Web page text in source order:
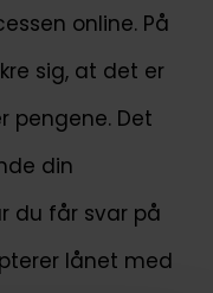
online. På
sig, at det er
pengene. Det
din
du får svar på
lånet med